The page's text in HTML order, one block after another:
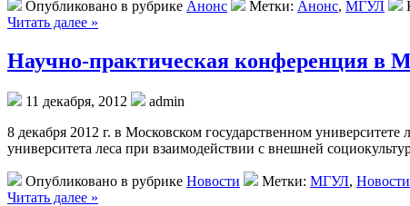
Опубликовано в рубрике Анонс Метки: Анонс, МГУЛ
Читать далее »
Научно-практическая конференция в
11 декабря, 2012
admin
8 декабря 2012 г. в Московском государственном
университета леса при взаимодействии с внешней
Опубликовано в рубрике Новости Метки: МГУЛ, Новости
Читать далее »